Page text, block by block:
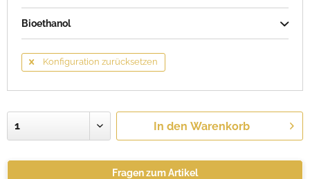
Bioethanol
Konfiguration zurücksetzen
In den Warenkorb
Fragen zum Artikel